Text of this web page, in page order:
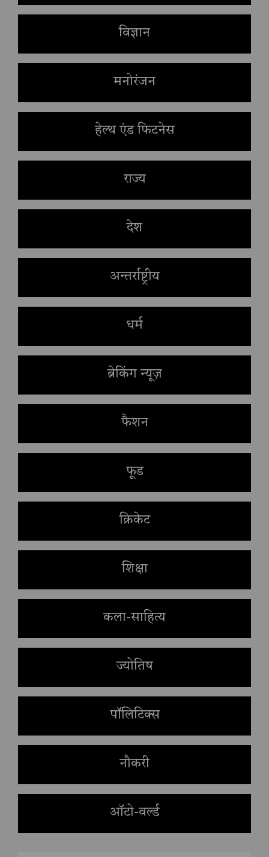
विज्ञान
मनोरंजन
हेल्थ एंड फिटनेस
राज्य
देश
अन्तर्राष्ट्रीय
धर्म
ब्रेकिंग न्यूज़
फैशन
फूड
क्रिकेट
शिक्षा
कला-साहित्य
ज्योतिष
पॉलिटिक्स
नौकरी
ऑटो-वर्ल्ड